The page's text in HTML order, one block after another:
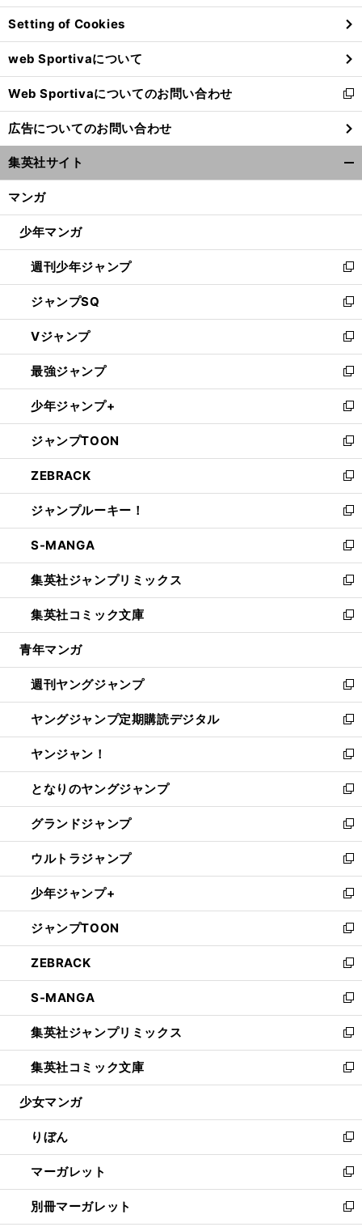
前
ン
ド
ウ
で
開
く
Setting of Cookies
web Sportivaについて
Web Sportivaについてのお問い合わせ
新
し
い
ウ
ィ
ン
ウ
開
く
広告についてのお問い合わせ
集英社サイト
マンガ
少年マンガ
週刊少年ジャンプ
新
し
い
ウ
ィ
ン
ド
ウ
で
開
く
ジャンプSQ
新
し
い
ウ
ィ
ン
ド
ウ
で
開
く
Vジャンプ
新
し
い
ウ
ィ
ン
ド
ウ
で
開
く
最強ジャンプ
新
し
い
ウ
ィ
ン
ド
ウ
で
開
く
少年ジャンプ+
新
し
い
ウ
ィ
ン
ド
ウ
で
開
く
ジャンプTOON
新
し
い
ウ
ィ
ン
ド
ウ
で
開
く
ZEBRACK
新
し
い
ウ
ィ
ン
ド
ウ
で
開
ジャンプルーキー！
新
し
い
ウ
ィ
ン
ド
ウ
開
く
S-MANGA
新
し
い
ウ
ィ
ン
ウ
で
開
く
集英社ジャンプリミックス
新
し
い
ウ
ン
ド
ウ
で
開
く
集英社コミック文庫
新
し
ウ
ィ
ン
ド
ウ
で
開
く
青年マンガ
週刊ヤングジャンプ
新
し
い
ウ
ィ
ン
ド
ウ
で
開
く
ヤングジャンプ定期購読デジタル
新
し
い
ウ
ィ
ン
ド
ウ
で
開
く
ヤンジャン！
新
し
い
ウ
ィ
ン
ド
ウ
で
開
く
となりのヤングジャンプ
新
し
い
ウ
ィ
ン
ド
ウ
で
開
く
グランドジャンプ
新
し
い
ウ
ィ
ン
ド
ウ
で
開
く
ウルトラジャンプ
新
し
い
ウ
ィ
ン
ド
ウ
で
開
く
少年ジャンプ+
新
し
い
ウ
ィ
ン
ド
ウ
で
開
く
ジャンプTOON
新
し
い
ウ
ィ
ン
ド
ウ
で
開
ZEBRACK
新
し
い
ウ
ィ
ン
ド
ウ
開
く
S-MANGA
新
し
い
ウ
ィ
ン
ウ
で
開
く
集英社ジャンプリミックス
新
し
い
ウ
ン
ド
ウ
で
開
く
集英社コミック文庫
新
し
ウ
ィ
ン
ド
ウ
で
開
少女マンガ
りぼん
新
し
い
ウ
ィ
マーガレット
新
し
い
別冊マーガレット
新